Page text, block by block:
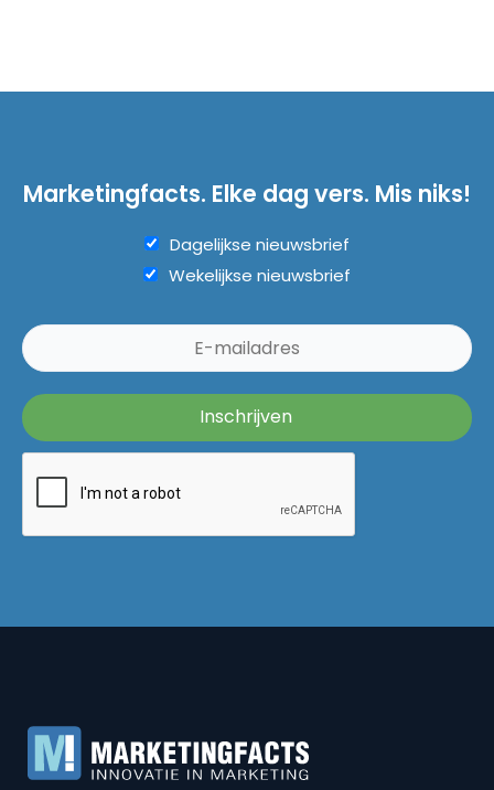
Marketingfacts. Elke dag vers. Mis niks!
Dagelijkse nieuwsbrief
Wekelijkse nieuwsbrief